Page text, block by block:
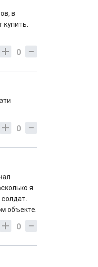
в
0
0
я
объекте.
0